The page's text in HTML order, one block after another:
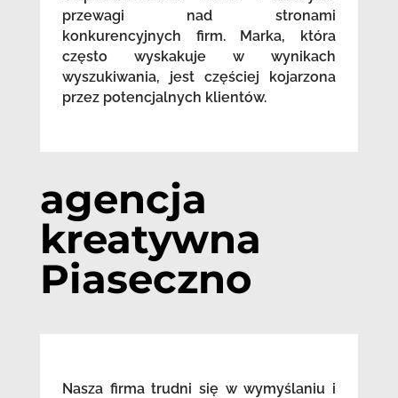
przewagi nad stronami
konkurencyjnych firm. Marka, która
często wyskakuje w wynikach
wyszukiwania, jest częściej kojarzona
przez potencjalnych klientów.
agencja
kreatywna
Piaseczno
Nasza firma trudni się w wymyślaniu i